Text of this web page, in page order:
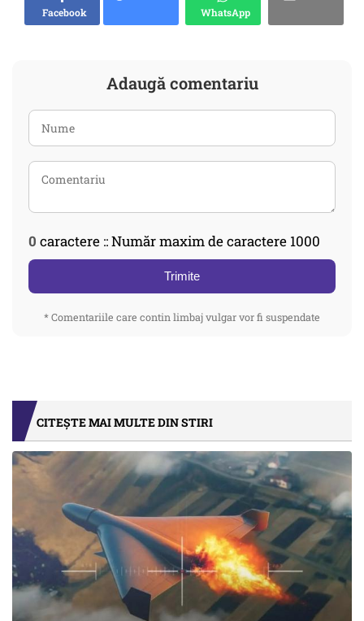
Facebook
WhatsApp
Adaugă comentariu
0 caractere :: Număr maxim de caractere 1000
Trimite
* Comentariile care contin limbaj vulgar vor fi suspendate
CITEȘTE MAI MULTE DIN STIRI